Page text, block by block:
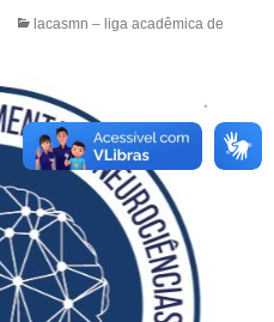
lacasmn – liga acadêmica de